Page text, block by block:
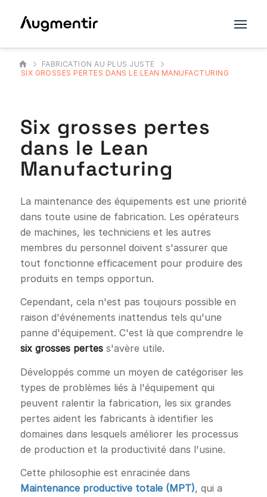
FABRICATION AU PLUS JUSTE
SIX GROSSES PERTES DANS LE LEAN MANUFACTURING
Six grosses pertes
dans le Lean
Manufacturing
La maintenance des équipements est une priorité
dans toute usine de fabrication. Les opérateurs
de machines, les techniciens et les autres
membres du personnel doivent s'assurer que
tout fonctionne efficacement pour produire des
produits en temps opportun.
Cependant, cela n'est pas toujours possible en
raison d'événements inattendus tels qu'une
panne d'équipement. C'est là que comprendre le
six grosses pertess'avère utile.
Développés comme un moyen de catégoriser les
types de problèmes liés à l'équipement qui
peuvent ralentir la fabrication, les six grandes
pertes aident les fabricants à identifier les
domaines dans lesquels améliorer les processus
de production et la productivité dans l'usine.
Cette philosophie est enracinée dans
Maintenance productive totale (MPT), qui a